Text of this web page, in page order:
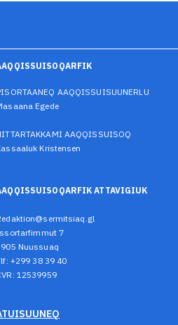
AAQQISSUISUUNERLU
Egede
AAQQISSUISOQ
Kristensen
ATTAVIGIUK
7
Nuussuaq
+299 38 39 40
12539959